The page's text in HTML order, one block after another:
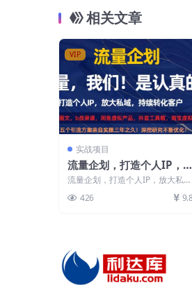
相关文章
VIP
实战项目
流量企划，打造个人IP，放
大私域，持续转化客户【揭
流量企划，打造个人IP，放大私
给大家分享一个最强引...
426